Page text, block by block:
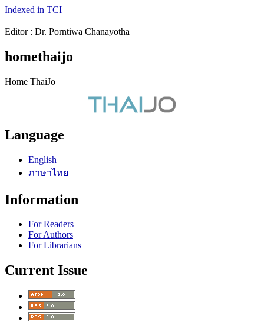
Indexed in TCI
Editor : Dr. Porntiwa Chanayotha
homethaijo
Home ThaiJo
Language
English
ภาษาไทย
Information
For Readers
For Authors
For Librarians
Current Issue